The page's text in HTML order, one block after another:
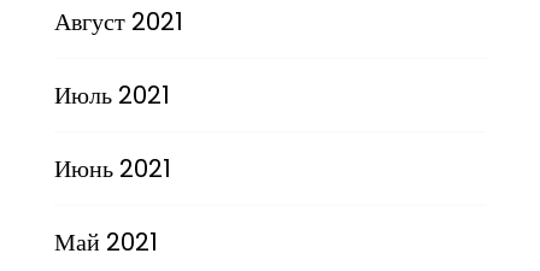
Август 2021
Июль 2021
Июнь 2021
Май 2021